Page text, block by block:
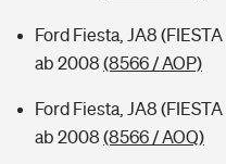
Ford Fiesta, JA8
ab 2008 (8566 / AOP)
Ford Fiesta, JA8
ab 2008 (8566 / AOQ)